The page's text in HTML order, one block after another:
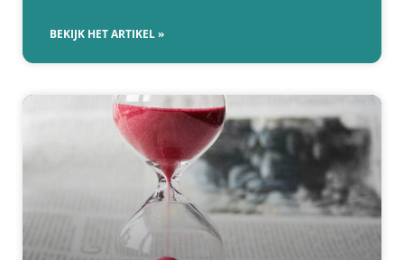
BEKIJK HET ARTIKEL »